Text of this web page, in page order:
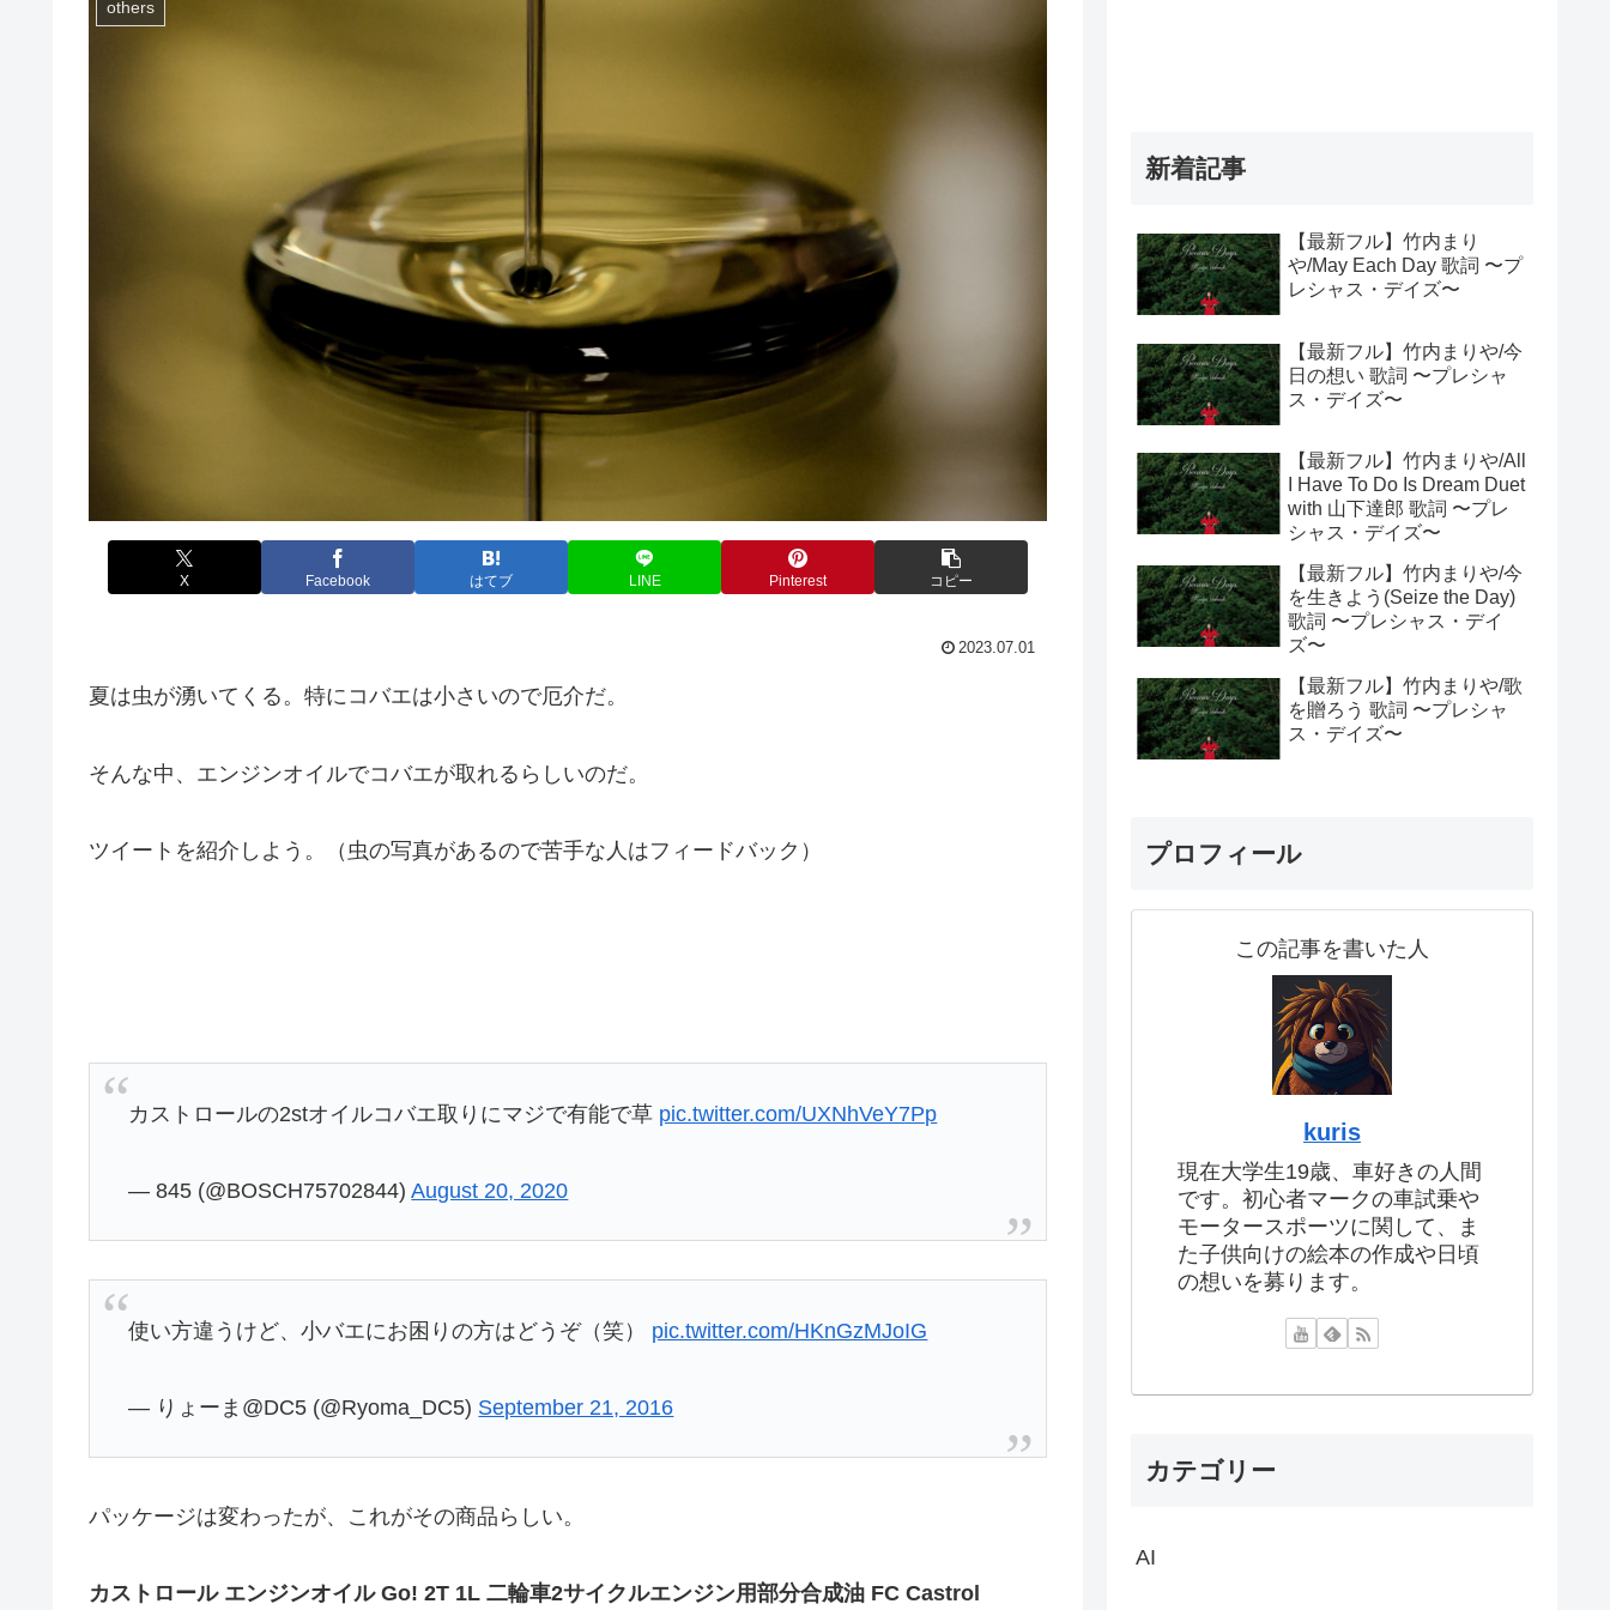
others
X Facebook はてブ LINE Pinterest コピー
2023.07.01
夏は虫が湧いてくる。特にコバエは小さいので厄介だ。
そんな中、エンジンオイルでコバエが取れるらしいのだ。
ツイートを紹介しよう。（虫の写真があるので苦手な人はフィードバック）
カストロールの2stオイルコバエ取りにマジで有能で草 pic.twitter.com/UXNhVeY7Pp
— 845 (@BOSCH75702844)August 20, 2020
使い方違うけど、小バエにお困りの方はどうぞ（笑） pic.twitter.com/HKnGzMJoIG
— りょーま@DC5 (@Ryoma_DC5) September 21, 2016
パッケージは変わったが、これがその商品らしい。
カストロール エンジンオイル Go! 2T 1L 二輪車2サイクルエンジン用部分合成油 FC Castrol
新着記事
【最新フル】竹内まり
や/May Each Day 歌詞 〜プ
レシャス・デイズ〜
【最新フル】竹内まりや/今
日の想い 歌詞 〜プレシャ
ス・デイズ〜
【最新フル】竹内まりや/All
I Have To Do Is Dream Duet
with 山下達郎 歌詞 〜プレ
シャス・デイズ〜
【最新フル】竹内まりや/今
を生きよう(Seize the Day)
歌詞 〜プレシャス・デイ
ズ〜
【最新フル】竹内まりや/歌
を贈ろう 歌詞 〜プレシャ
ス・デイズ〜
プロフィール
この記事を書いた人
kuris
現在大学生19歳、車好きの人間
です。初心者マークの車試乗や
モータースポーツに関して、ま
た子供向けの絵本の作成や日頃
の想いを募ります。
カテゴリー
AI